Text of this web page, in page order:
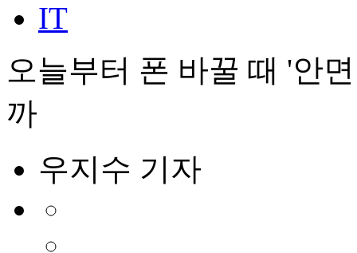
IT
오늘부터 폰 바꿀 때 '안
까
우지수 기자